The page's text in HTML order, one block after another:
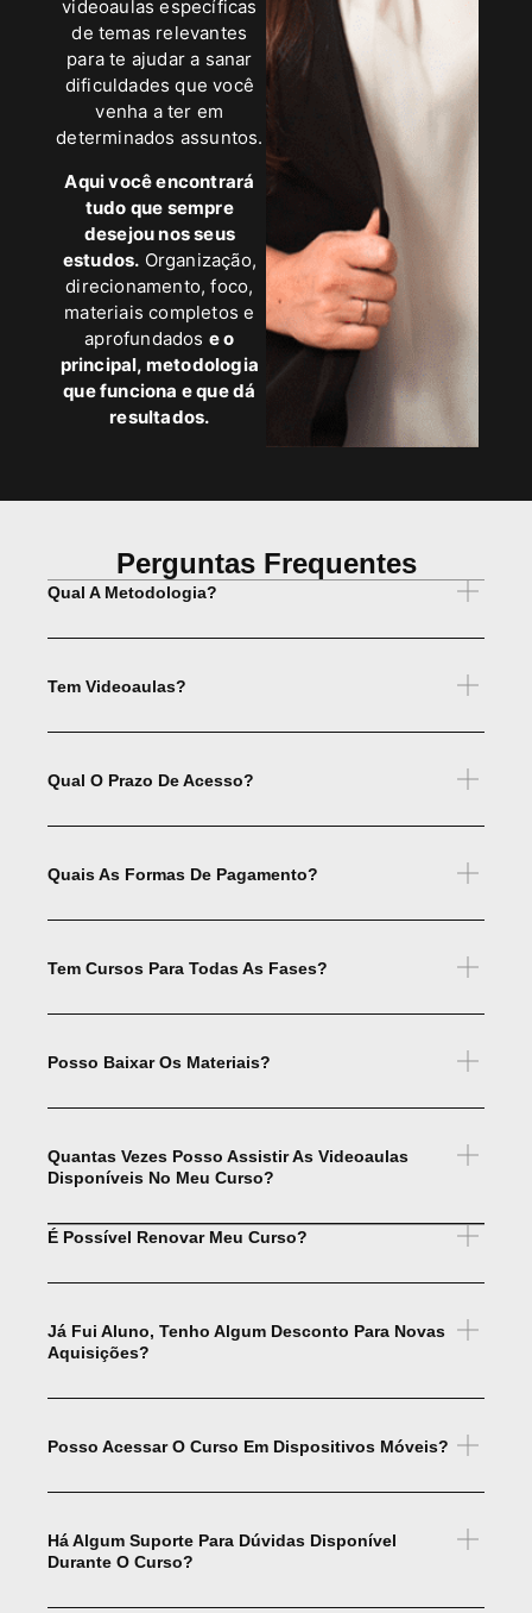
videoaulas específicas
de temas relevantes
para te ajudar a sanar
dificuldades que você
venha a ter em
determinados assuntos.
Aqui você encontrará
tudo que sempre
desejou nos seus
estudos. Organização,
direcionamento, foco,
materiais completos e
aprofundados e o
principal, metodologia
que funciona e que dá
resultados.
Perguntas Frequentes
Qual A Metodologia?
Tem Videoaulas?
Qual O Prazo De Acesso?
Quais As Formas De Pagamento?
Tem Cursos Para Todas As Fases?
Posso Baixar Os Materiais?
Quantas Vezes Posso Assistir As Videoaulas
Disponíveis No Meu Curso?
É Possível Renovar Meu Curso?
Já Fui Aluno, Tenho Algum Desconto Para Novas
Aquisições?
Posso Acessar O Curso Em Dispositivos Móveis?
Há Algum Suporte Para Dúvidas Disponível
Durante O Curso?